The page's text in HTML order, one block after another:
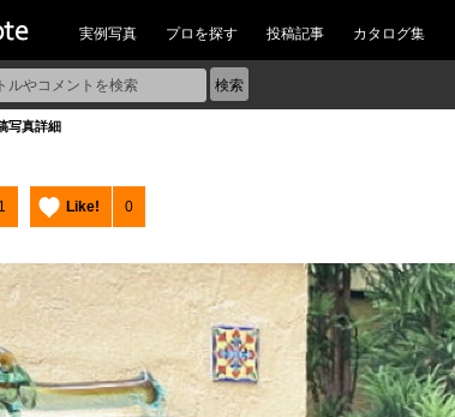
実例写真 プロを探す 投稿記事 カタログ集
写真詳細
1 Like! 0